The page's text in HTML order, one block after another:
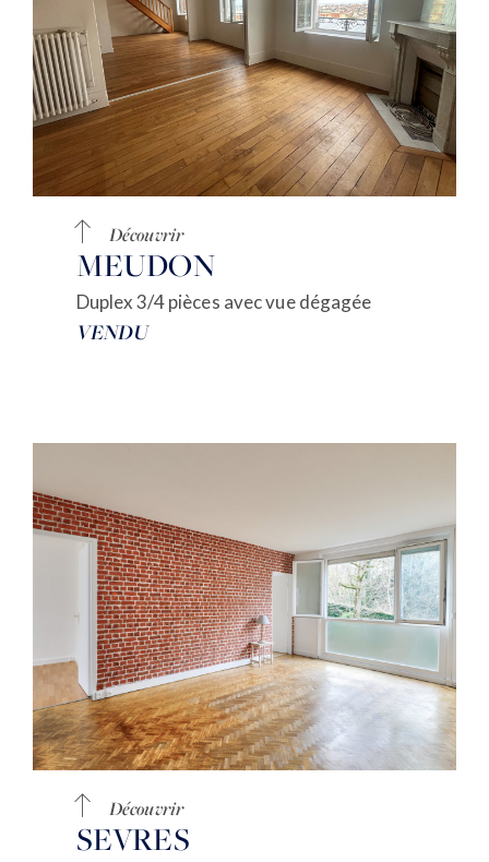
Découvrir
MEUDON
Duplex 3/4 pièces avec vue dégagée
VENDU
Découvrir
SEVRES